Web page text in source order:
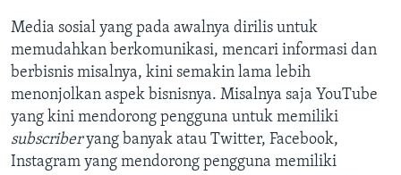
Media sosial yang pada awalnya dirilis untuk
memudahkan berkomunikasi, mencari informasi dan
berbisnis misalnya, kini semakin lama lebih
menonjolkan aspek bisnisnya. Misalnya saja YouTube
yang kini mendorong pengguna untuk memiliki
subscriberyang banyak atau Twitter, Facebook,
Instagram yang mendorong pengguna memiliki